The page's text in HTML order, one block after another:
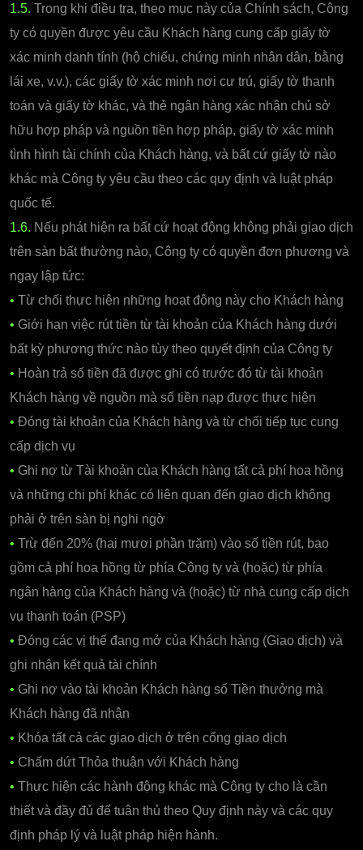
1.5. Trong khi điều tra, theo mục này của Chính sách, Công
ty có quyền được yêu cầu Khách hàng cung cấp giấy tờ
xác minh danh tính (hộ chiếu, chứng minh nhân dân, bằng
lái xe, v.v.), các giấy tờ xác minh nơi cư trú, giấy tờ thanh
toán và giấy tờ khác, và thẻ ngân hàng xác nhận chủ sở
hữu hợp pháp và nguồn tiền hợp pháp, giấy tờ xác minh
tình hình tài chính của Khách hàng, và bất cứ giấy tờ nào
khác mà Công ty yêu cầu theo các quy định và luật pháp
quốc tế.
1.6. Nếu phát hiện ra bất cứ hoạt động không phải giao dịch
trên sàn bất thường nào, Công ty có quyền đơn phương và
ngay lập tức:
• Từ chối thực hiện những hoạt động này cho Khách hàng
• Giới hạn việc rút tiền từ tài khoản của Khách hàng dưới
bất kỳ phương thức nào tùy theo quyết định của Công ty
• Hoàn trả số tiền đã được ghi có trước đó từ tài khoản
Khách hàng về nguồn mà số tiền nạp được thực hiện
• Đóng tài khoản của Khách hàng và từ chối tiếp tục cung
cấp dịch vụ
• Ghi nợ từ Tài khoản của Khách hàng tất cả phí hoa hồng
và những chi phí khác có liên quan đến giao dịch không
phải ở trên sàn bị nghi ngờ
• Trừ đến 20% (hai mươi phần trăm) vào số tiền rút, bao
gồm cả phí hoa hồng từ phía Công ty và (hoặc) từ phía
ngân hàng của Khách hàng và (hoặc) từ nhà cung cấp dịch
vụ thanh toán (PSP)
• Đóng các vị thế đang mở của Khách hàng (Giao dịch) và
ghi nhận kết quả tài chính
• Ghi nợ vào tài khoản Khách hàng số Tiền thưởng mà
Khách hàng đã nhận
• Khóa tất cả các giao dịch ở trên cổng giao dịch
• Chấm dứt Thỏa thuận với Khách hàng
• Thực hiện các hành động khác mà Công ty cho là cần
thiết và đầy đủ để tuân thủ theo Quy định này và các quy
định pháp lý và luật pháp hiện hành.